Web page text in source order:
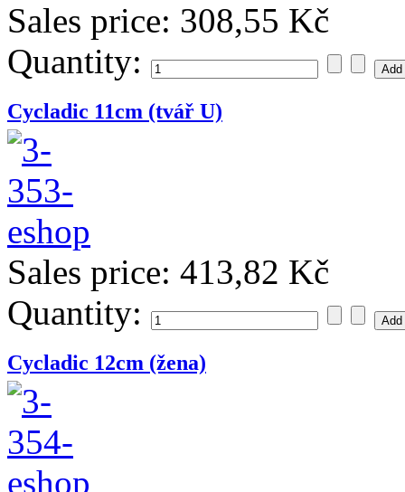
Sales price: 308,55 Kč
Quantity:
Cycladic 11cm (tvář U)
Sales price: 413,82 Kč
Quantity:
Cycladic 12cm (žena)